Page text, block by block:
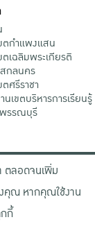
ตกําแพงแสน
ตเฉลิมพระเกียรติ
กลนคร
ศรีราชา
นเขตบริหารการเรียนรู้
รรณบุรี
ตลอดจนเพิ่ม
คุณ หากคุณใช้งาน
กี้